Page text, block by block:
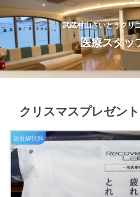
武蔵村山さいとうクリ
医療スタッ
クリスマスプレゼン
放射線技師